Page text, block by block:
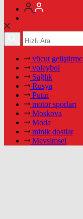
vücut geliştirme
voleybol
Sağlık
Rusya
Putin
motor sporları
Moskova
Moda
minik dostlar
Mevsimsel